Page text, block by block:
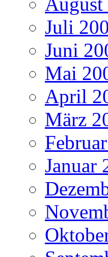
Juli
Juni
Mai
April
März
Januar